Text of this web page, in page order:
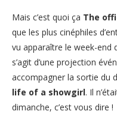
Mais c’est quoi ça The
que les plus cinéphiles
vu apparaître le week-end
s’agit d’une projection
accompagner la sortie du
life of a showgirl. Il
dimanche, c’est vous dire !